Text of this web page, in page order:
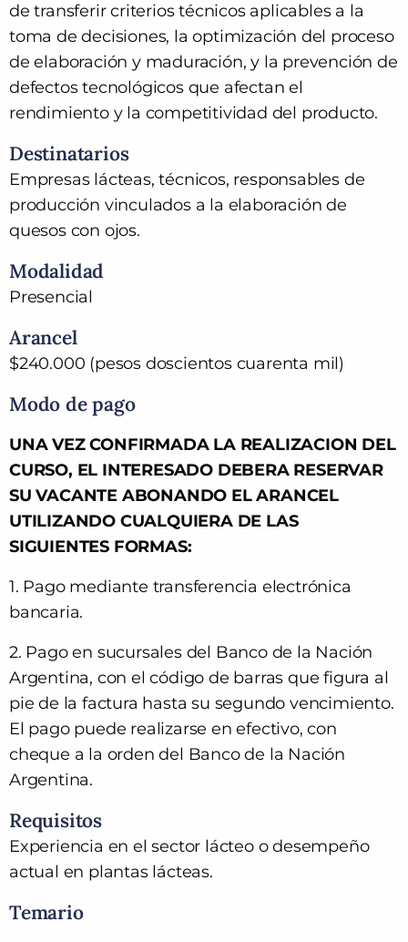
de transferir criterios técnicos aplicables a la
toma de decisiones, la optimización del proceso
de elaboración y maduración, y la prevención de
defectos tecnológicos que afectan el
rendimiento y la competitividad del producto.
Destinatarios
Empresas lácteas, técnicos, responsables de
producción vinculados a la elaboración de
quesos con ojos.
Modalidad
Presencial
Arancel
$240.000 (pesos doscientos cuarenta mil)
Modo de pago
UNA VEZ CONFIRMADA LA REALIZACION DEL
CURSO, EL INTERESADO DEBERA RESERVAR
SU VACANTE ABONANDO EL ARANCEL
UTILIZANDO CUALQUIERA DE LAS
SIGUIENTES FORMAS:
1. Pago mediante transferencia electrónica
bancaria.
2. Pago en sucursales del Banco de la Nación
Argentina, con el código de barras que figura al
pie de la factura hasta su segundo vencimiento.
El pago puede realizarse en efectivo, con
cheque a la orden del Banco de la Nación
Argentina.
Requisitos
Experiencia en el sector lácteo o desempeño
actual en plantas lácteas.
Temario